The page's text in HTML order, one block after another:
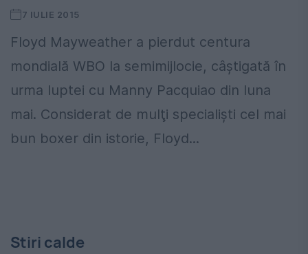
7 IULIE 2015
Floyd Mayweather a pierdut centura
mondială WBO la semimijlocie, câştigată în
urma luptei cu Manny Pacquiao din luna
mai. Considerat de mulţi specialişti cel mai
bun boxer din istorie, Floyd...
Stiri calde